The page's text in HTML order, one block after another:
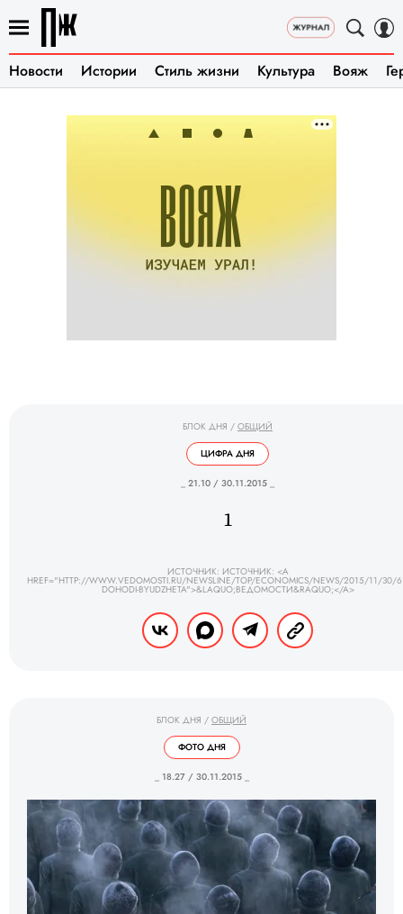
Новости Истории Стиль жизни Культура Вояж
БЛОК ДНЯ / ОБЩИЙ
ЦИФРА ДНЯ
_ 21.10 / 30.11.2015 _
1
ИСТОЧНИК: ИСТОЧНИК: <A
HREF="HTTP://WWW.VEDOMOSTI.RU/NEWSLINE/TOP/ECONOMICS/NEWS/2015/11/30/
DOHODI-BYUDZHETA">&LAQUO;ВЕДОМОСТИ&RAQUO;</A>
БЛОК ДНЯ / ОБЩИЙ
ФОТО ДНЯ
_ 18.27 / 30.11.2015 _